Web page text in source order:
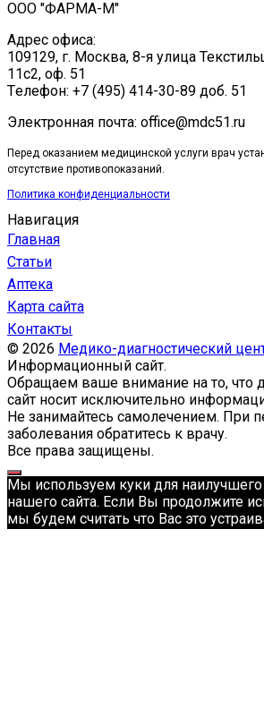
ООО "ФАРМА-М"
Адрес офиса:
109129, г. Москва, ​8-я улица
11с2, оф. 51
Tелефон: +7 (495) 414-30-89 доб. 51
Электронная почта: office@mdc51.ru
Перед оказанием медицинской услуги врач
отсутствие противопоказаний.
Политика конфиденциальности
Навигация
Главная
Статьи
Аптека
Карта сайта
Контакты
© 2026 Медико-диагностический
Информационный сайт.
Обращаем ваше внимание на то, что
сайт носит исключительно
Не занимайтесь самолечением. При
заболевания обратитесь к врачу.
Все права защищены.
Мы используем куки для
нашего сайта. Если Вы продолжите
мы будем считать что Вас это